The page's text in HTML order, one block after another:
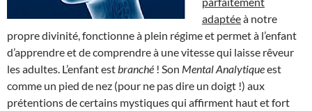
adaptéeà notre
propre divinité, fonctionne à plein régime et permet à l’enfant
d’apprendre et de comprendre à une vitesse qui laisse rêveur
les adultes. L’enfant est branché ! Son Mental Analytiqueest
comme un pied de nez (pour ne pas dire un doigt !) aux
prétentions de certains mystiques qui affirment haut et fort